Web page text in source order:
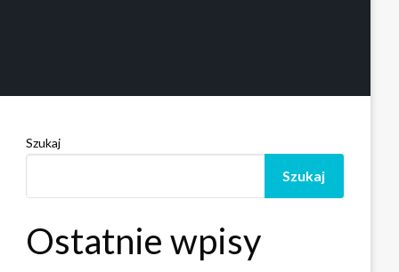
Szukaj
Szukaj
Ostatnie wpisy